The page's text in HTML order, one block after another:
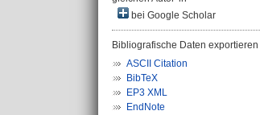
bei Google Scholar
Bibliografische Daten exportieren
ASCII Citation
BibTeX
EP3 XML
EndNote